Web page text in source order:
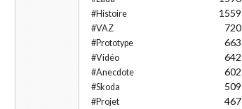
#Histoire 1559
#VAZ 720
#Prototype 663
#Vidéo 642
#Anecdote 602
#Skoda 509
#Projet 467